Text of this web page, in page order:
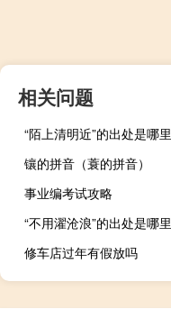
相关问题
“陌上清明近”的出处是哪里
镶的拼音（蓑的拼音）
事业编考试攻略
“不用濯沧浪”的出处是哪里
修车店过年有假放吗